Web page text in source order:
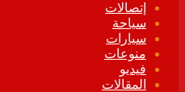
إتصالات
سياحة
سيارات
منوعات
فيديو
المقالات